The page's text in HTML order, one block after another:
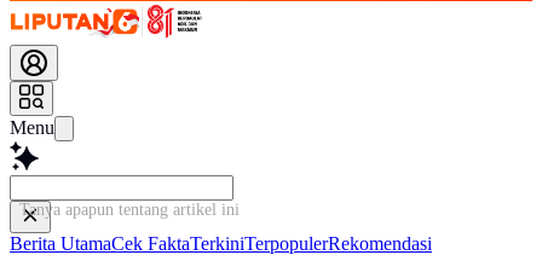
Menu
Tanya apapun tentang artikel ini
Berita UtamaCek FaktaTerkiniTerpopulerRekomendasi